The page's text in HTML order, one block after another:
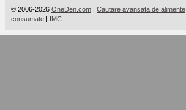
© 2006-2026 OneDen.com | Cautare avansata de alimente
consumate | IMC